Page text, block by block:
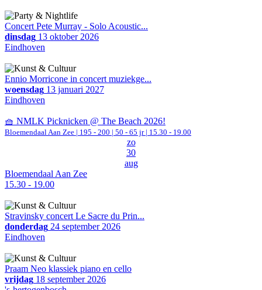
Concert Pete Murray - Solo Acoustic...
dinsdag 13 oktober 2026
Eindhoven
Ennio Morricone in concert muziekge...
woensdag 13 januari 2027
Eindhoven
🧺 NMLK Picknicken @ The Beach 2026!
Bloemendaal Aan Zee | 195 - 200 | 50 - 65 jr | 15.30 - 19.00
zo
30
aug
Bloemendaal Aan Zee
15.30 - 19.00
Stravinsky concert Le Sacre du Prin...
donderdag 24 september 2026
Eindhoven
Praam Neo klassiek piano en cello
vrijdag 18 september 2026